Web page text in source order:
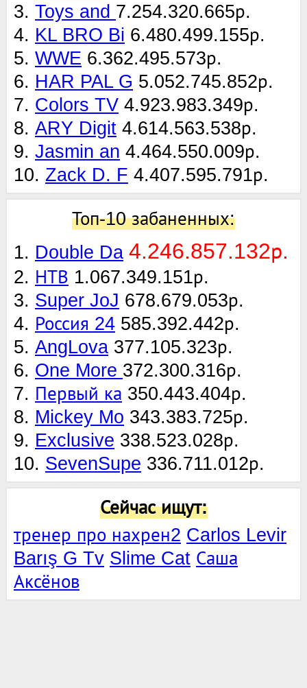
3. Toys and 7.254.320.665р.
4. KL BRO Bi 6.480.499.155р.
5. WWE 6.362.495.573р.
6. HAR PAL G 5.052.745.852р.
7. Colors TV 4.923.983.349р.
8. ARY Digit 4.614.563.538р.
9. Jasmin an 4.464.550.009р.
10. Zack D. F 4.407.595.791р.
Топ-10 забаненных:
1. Double Da 4.246.857.132р.
2. НТВ 1.067.349.151р.
3. Super JoJ 678.679.053р.
4. Россия 24 585.392.442р.
5. AngLova 377.105.323р.
6. One More 372.300.316р.
7. Первый ка 350.443.404р.
8. Mickey Mo 343.383.725р.
9. Exclusive 338.523.028р.
10. SevenSupe 336.711.012р.
Сейчас ищут:
тренер про нахрен2 Carlos Levir
Barış G Tv Slime Cat Саша
Аксёнов